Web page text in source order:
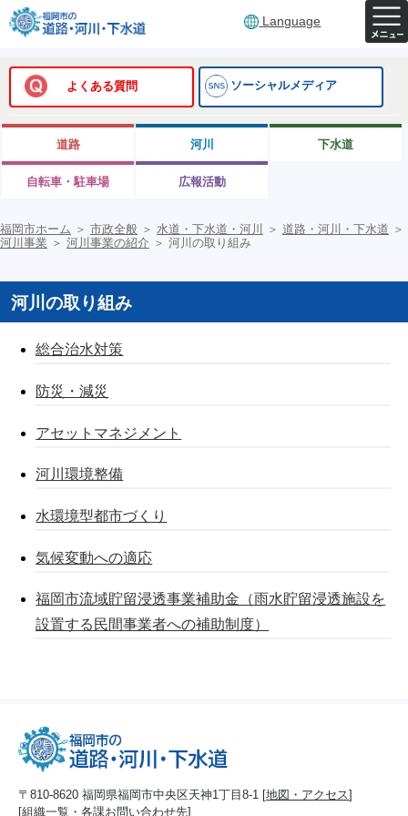
Language
よくある質問 ソーシャルメディア
道路 河川 下水道
自転車・駐車場 広報活動
福岡市ホーム ＞ 市政全般 ＞ 水道・下水道・河川 ＞ 道路・河川・下水道 ＞
河川事業 ＞ 河川事業の紹介 ＞ 河川の取り組み
河川の取り組み
総合治水対策
防災・減災
アセットマネジメント
河川環境整備
水環境型都市づくり
気候変動への適応
福岡市流域貯留浸透事業補助金（雨水貯留浸透施設を
設置する民間事業者への補助制度）
〒810-8620 福岡県福岡市中央区天神1丁目8-1 [地図・アクセス]
[組織一覧・各課お問い合わせ先]